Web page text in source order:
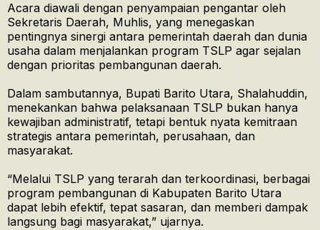
Acara diawali dengan penyampaian pengantar oleh
Sekretaris Daerah, Muhlis, yang menegaskan
pentingnya sinergi antara pemerintah daerah dan dunia
usaha dalam menjalankan program TSLP agar sejalan
dengan prioritas pembangunan daerah.
Dalam sambutannya, Bupati Barito Utara, Shalahuddin,
menekankan bahwa pelaksanaan TSLP bukan hanya
kewajiban administratif, tetapi bentuk nyata kemitraan
strategis antara pemerintah, perusahaan, dan
masyarakat.
“Melalui TSLP yang terarah dan terkoordinasi, berbagai
program pembangunan di Kabupaten Barito Utara
dapat lebih efektif, tepat sasaran, dan memberi dampak
langsung bagi masyarakat,” ujarnya.